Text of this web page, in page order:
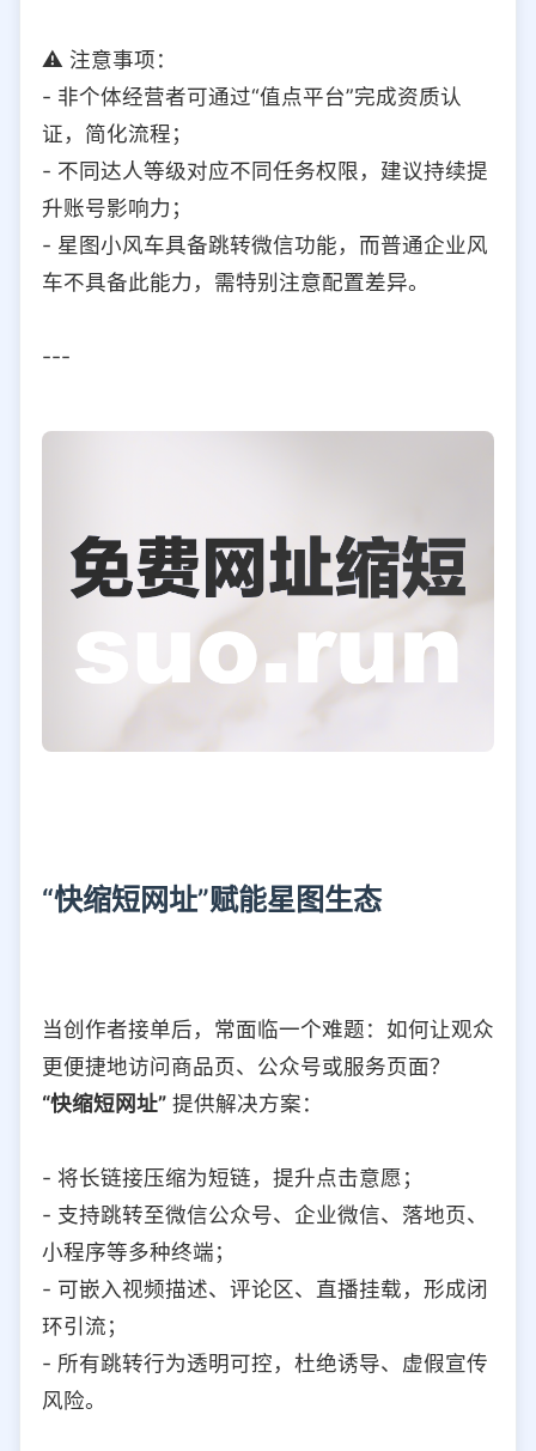
⚠️ 注意事项：
- 非个体经营者可通过“值点平台”完成资质认
证，简化流程；
- 不同达人等级对应不同任务权限，建议持续提
升账号影响力；
- 星图小风车具备跳转微信功能，而普通企业风
车不具备此能力，需特别注意配置差异。
---
“快缩短网址”赋能星图生态
当创作者接单后，常面临一个难题：如何让观众
更便捷地访问商品页、公众号或服务页面？
“快缩短网址” 提供解决方案：
- 将长链接压缩为短链，提升点击意愿；
- 支持跳转至微信公众号、企业微信、落地页、
小程序等多种终端；
- 可嵌入视频描述、评论区、直播挂载，形成闭
环引流；
- 所有跳转行为透明可控，杜绝诱导、虚假宣传
风险。